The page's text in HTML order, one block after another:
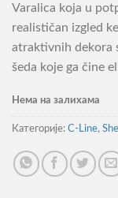
Varalica koja u
realističan izgled
atraktivnih dekora
šeda koje ga čine
Нема на залихама
Категорије: C-Line,